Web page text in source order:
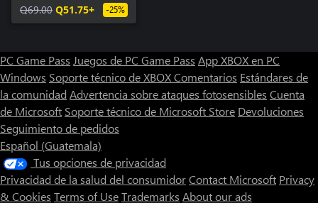
Q69.00 Q51.75+ -25%
PC Game Pass Juegos de PC Game Pass App XBOX en PC
Windows Soporte técnico de XBOXComentarios Estándares de
la comunidad Advertencia sobre ataques fotosensibles Cuenta
de Microsoft Soporte técnico de Microsoft Store Devoluciones
Seguimiento de pedidos
Español (Guatemala)
Tus opciones de privacidad
Privacidad de la salud del consumidorContact Microsoft Privacy
& Cookies Terms of UseTrademarks About our ads